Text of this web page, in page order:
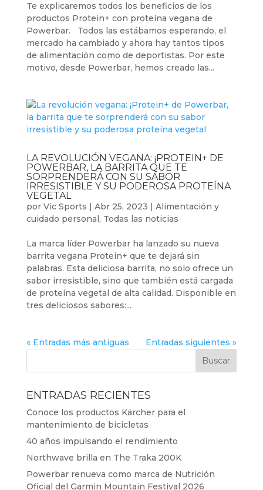
Te explicaremos todos los beneficios de los
productos Protein+ con proteína vegana de
Powerbar. Todos las estábamos esperando, el
mercado ha cambiado y ahora hay tantos tipos
de alimentación como de deportistas. Por este
motivo, desde Powerbar, hemos creado las...
LA REVOLUCIÓN VEGANA: ¡PROTEIN+ DE
POWERBAR, LA BARRITA QUE TE
SORPRENDERÁ CON SU SABOR
IRRESISTIBLE Y SU PODEROSA PROTEÍNA
VEGETAL
por Vic Sports | Abr 25, 2023 | Alimentación y
cuidado personal, Todas las noticias
La marca líder Powerbar ha lanzado su nueva
barrita vegana Protein+ que te dejará sin
palabras. Esta deliciosa barrita, no solo ofrece un
sabor irresistible, sino que también está cargada
de proteína vegetal de alta calidad. Disponible en
tres deliciosos sabores:...
« Entradas más antiguas Entradas siguientes »
ENTRADAS RECIENTES
Conoce los productos Kärcher para el
mantenimiento de bicicletas
40 años impulsando el rendimiento
Northwave brilla en The Traka 200K
Powerbar renueva como marca de Nutrición
Oficial del Garmin Mountain Festival 2026